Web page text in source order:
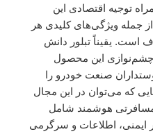
توجیه اقتصادی این
ویژگی‌های کلیدی هر
است. یقیناً تبلور دانش
چشم‌نوازی این محصول
صنعت خودرو را
که می‌توان در این مجال
مسافرتی هوشمند شامل
اطلاعات و سرگرمی